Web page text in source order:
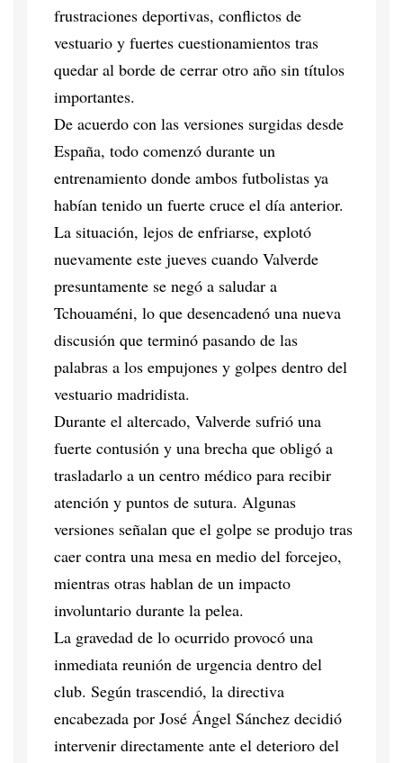
frustraciones deportivas, conflictos de
vestuario y fuertes cuestionamientos tras
quedar al borde de cerrar otro año sin títulos
importantes.
De acuerdo con las versiones surgidas desde
España, todo comenzó durante un
entrenamiento donde ambos futbolistas ya
habían tenido un fuerte cruce el día anterior.
La situación, lejos de enfriarse, explotó
nuevamente este jueves cuando Valverde
presuntamente se negó a saludar a
Tchouaméni, lo que desencadenó una nueva
discusión que terminó pasando de las
palabras a los empujones y golpes dentro del
vestuario madridista.
Durante el altercado, Valverde sufrió una
fuerte contusión y una brecha que obligó a
trasladarlo a un centro médico para recibir
atención y puntos de sutura. Algunas
versiones señalan que el golpe se produjo tras
caer contra una mesa en medio del forcejeo,
mientras otras hablan de un impacto
involuntario durante la pelea.
La gravedad de lo ocurrido provocó una
inmediata reunión de urgencia dentro del
club. Según trascendió, la directiva
encabezada por José Ángel Sánchez decidió
intervenir directamente ante el deterioro del